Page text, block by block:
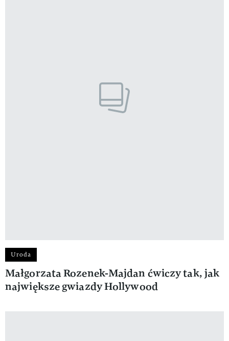
Uroda
Małgorzata Rozenek-Majdan ćwiczy tak, jak
największe gwiazdy Hollywood